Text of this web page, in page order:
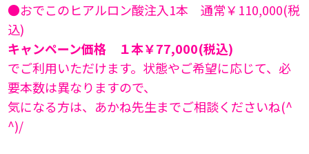
●おでこのヒアルロン酸注入1本 通常￥110,000(税
込)
キャンペーン価格 １本￥77,000(税込)
でご利用いただけます。状態やご希望に応じて、必
要本数は異なりますので、
気になる方は、あかね先生までご相談くださいね(^
^)/